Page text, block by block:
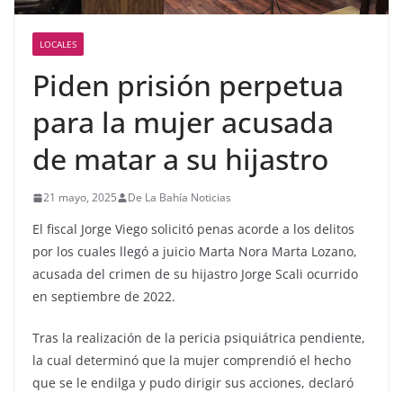
LOCALES
Piden prisión perpetua
para la mujer acusada
de matar a su hijastro
21 mayo, 2025 De La Bahía Noticias
El fiscal Jorge Viego solicitó penas acorde a los delitos
por los cuales llegó a juicio Marta Nora Marta Lozano,
acusada del crimen de su hijastro Jorge Scali ocurrido
en septiembre de 2022.
Tras la realización de la pericia psiquiátrica pendiente,
la cual determinó que la mujer comprendió el hecho
que se le endilga y pudo dirigir sus acciones, declaró